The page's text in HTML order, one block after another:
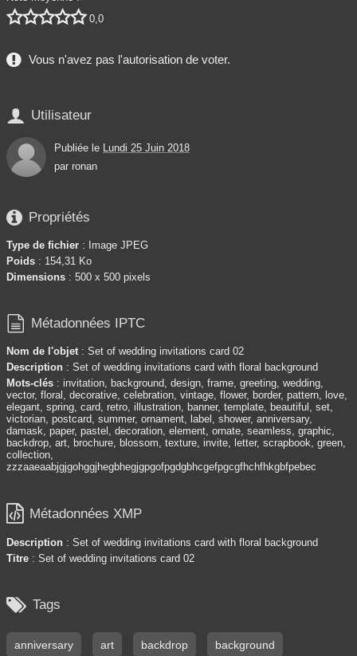
 0,0
Vous n'avez pas l'autorisation de voter.
 Utilisateur
Publiée le Lundi 25 Juin 2018
par ronan
 Propriétés
Type de fichier : Image JPEG
Poids : 154,31 Ko
Dimensions : 500 x 500 pixels
 Métadonnées IPTC
Nom de l'objet : Set of wedding invitations card 02
Description : Set of wedding invitations card with floral background
Mots-clés : invitation, background, design, frame, greeting, wedding,
vector, floral, decorative, celebration, vintage, flower, border, pattern, love,
elegant, spring, card, retro, illustration, banner, template, beautiful, set,
victorian, postcard, summer, ornament, label, shower, anniversary,
damask, paper, pastel, decoration, element, ornate, seamless, graphic,
backdrop, art, brochure, blossom, texture, invite, letter, scrapbook, green,
collection,
zzzaaeaabjgjgohggjhegbhegjgpgofpgdgbhcgefpgcgfhchfhkgbfpebec
 Métadonnées XMP
Description : Set of wedding invitations card with floral background
Titre : Set of wedding invitations card 02
 Tags
anniversary art backdrop background